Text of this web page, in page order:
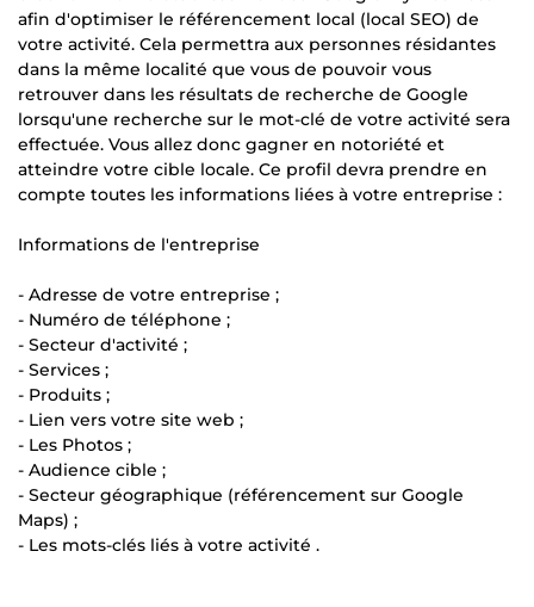
afin d'optimiser le référencement local (local SEO) de
votre activité. Cela permettra aux personnes résidantes
dans la même localité que vous de pouvoir vous
retrouver dans les résultats de recherche de Google
lorsqu'une recherche sur le mot-clé de votre activité sera
effectuée. Vous allez donc gagner en notoriété et
atteindre votre cible locale. Ce profil devra prendre en
compte toutes les informations liées à votre entreprise :
Informations de l'entreprise
- Adresse de votre entreprise ;
- Numéro de téléphone ;
- Secteur d'activité ;
- Services ;
- Produits ;
- Lien vers votre site web ;
- Les Photos ;
- Audience cible ;
- Secteur géographique (référencement sur Google
Maps) ;
- Les mots-clés liés à votre activité .